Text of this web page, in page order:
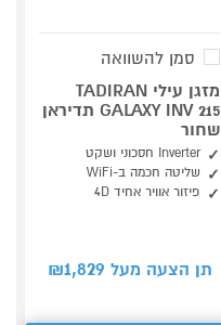
סמן להשוואה
מזגן עילי TADIRAN
GALAXY INV 215 תדיראן
שחור
Inverter חסכוני ושקט
שליטה חכמה ב-WiFi
פיזור אוויר אחיד 4D
תן הצעה מעל ₪ 1,829